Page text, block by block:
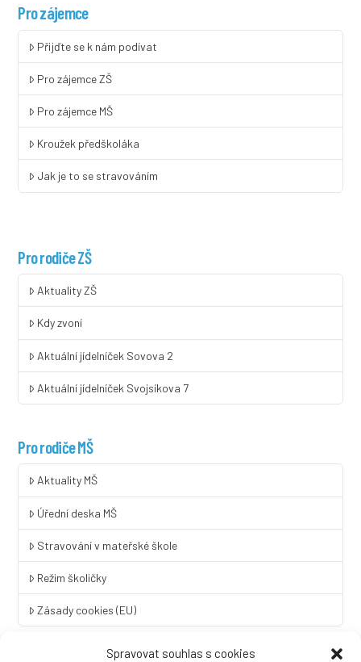
Spravovat souhlas s cookies
Pro zájemce
Přijďte se k nám podívat
Pro zájemce ZŠ
Pro zájemce MŠ
Kroužek předškoláka
Jak je to se stravováním
Pro rodiče ZŠ
Aktuality ZŠ
Kdy zvoní
Aktuální jídelníček Sovova 2
Aktuální jídelníček Svojsíkova 7
Pro rodiče MŠ
Aktuality MŠ
Úřední deska MŠ
Stravování v mateřské škole
Režim školičky
Zásady cookies (EU)